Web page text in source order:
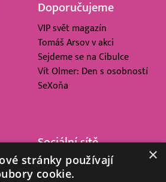
Doporučujeme
VIP svět magazín
Tomáš Arsov v akci
Sejdeme se na Cibulce
Vít Olmer: Den s osobností
SeXoňa
Sociální sítě
×
stránky používají
cookie.